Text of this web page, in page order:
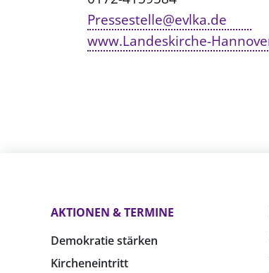
Pressestelle@evlka.de
www.Landeskirche-
AKTIONEN & TERMINE
Demokratie stärken
Kircheneintritt